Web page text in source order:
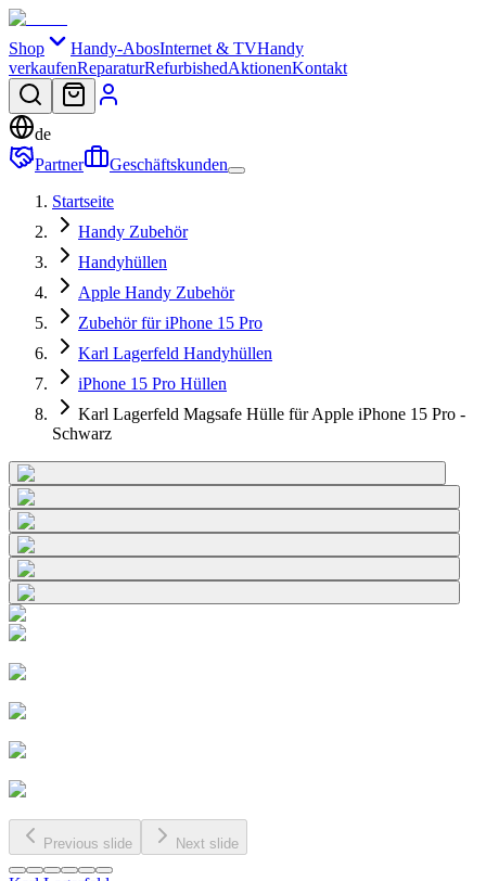
Shop Handy-AbosInternet & TVHandy
verkaufenReparaturRefurbishedAktionenKontakt
de
Partner
Geschäftskunden
Startseite
Handy Zubehör
Handyhüllen
Apple Handy Zubehör
Zubehör für iPhone 15 Pro
Karl Lagerfeld Handyhüllen
iPhone 15 Pro Hüllen
Karl Lagerfeld Magsafe Hülle für Apple iPhone 15 Pro -
Schwarz
Previous slide Next slide